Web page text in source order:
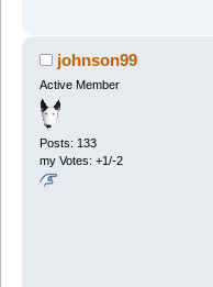
johnson99
Active Member
Posts: 133
my Votes: +1/-2